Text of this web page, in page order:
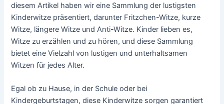
diesem Artikel haben wir eine Sammlung der lustigsten
Kinderwitze präsentiert, darunter Fritzchen-Witze, kurze
Witze, längere Witze und Anti-Witze. Kinder lieben es,
Witze zu erzählen und zu hören, und diese Sammlung
bietet eine Vielzahl von lustigen und unterhaltsamen
Witzen für jedes Alter.
Egal ob zu Hause, in der Schule oder bei
Kindergeburtstagen, diese Kinderwitze sorgen garantiert